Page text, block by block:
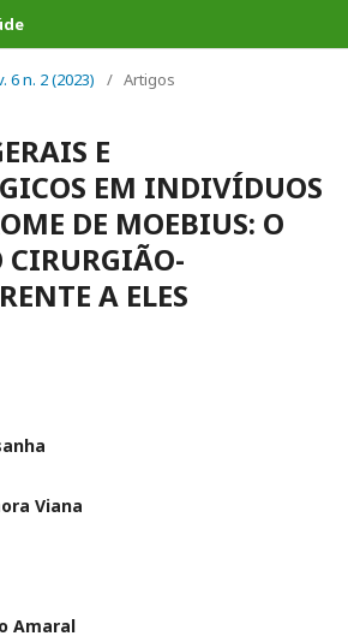
6 n. 2 (2023) / Artigos
E
EM INDIVÍDUOS
DE MOEBIUS: O
CIRURGIÃO-
A ELES
Viana
Amaral